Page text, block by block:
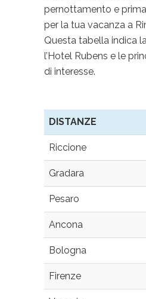
pernottamento e
per la tua vacanza a
Questa tabella indica
l’Hotel Rubens e le
di interesse.
DISTANZE
Riccione
Gradara
Pesaro
Ancona
Bologna
Firenze